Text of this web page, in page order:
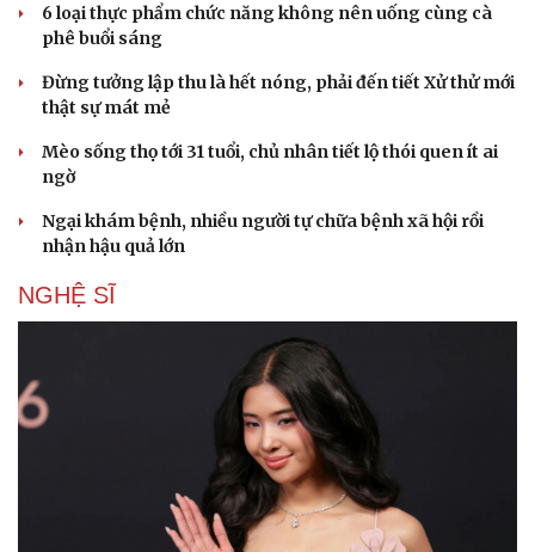
6 loại thực phẩm chức năng không nên uống cùng cà
phê buổi sáng
Đừng tưởng lập thu là hết nóng, phải đến tiết Xử thử mới
thật sự mát mẻ
Mèo sống thọ tới 31 tuổi, chủ nhân tiết lộ thói quen ít ai
ngờ
Ngại khám bệnh, nhiều người tự chữa bệnh xã hội rồi
nhận hậu quả lớn
NGHỆ SĨ